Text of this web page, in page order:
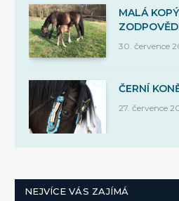
MALÁ
30. července
ČERNÍ
27. července
NEJVÍCE VÁS ZAJÍMÁ